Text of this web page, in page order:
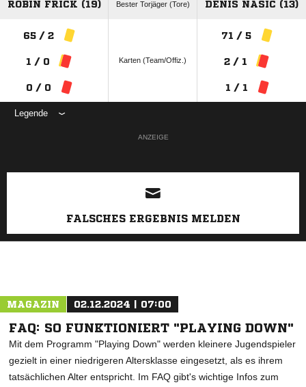
ROBIN FRICK (19) Bester Torjäger (Tore) DENIS NASIC (13)
65 / 2
1 / 0
0 / 0
Karten (Team/Offiz.)
71 / 5
2 / 1
1 / 1
Legende
ANZEIGE
FALSCHES ERGEBNIS MELDEN
MAGAZIN 02.12.2024 | 07:00
FAQ: SO FUNKTIONIERT "PLAYING DOWN"
Mit dem Programm "Playing Down" werden kleinere Jugendspieler
gezielt in einer niedrigeren Altersklasse eingesetzt, als es ihrem
tatsächlichen Alter entspricht. Im FAQ gibt's wichtige Infos zum